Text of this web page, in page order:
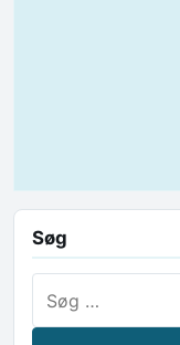
Søg